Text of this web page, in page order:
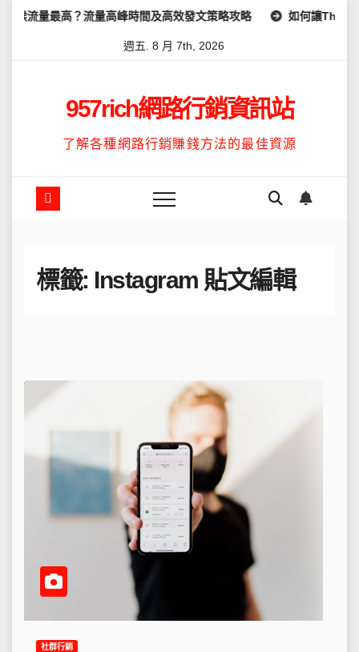
Skip量最高？流量高峰時間及高效發文策略攻略 如何讓Threads
週五. 8 月 7th, 2026
957rich網路行銷資訊站
了解各種網路行銷賺錢方法的最佳資源
標籤: Instagram 貼文編輯
社群行銷